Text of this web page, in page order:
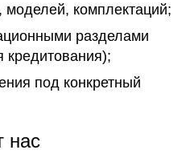
комплектаций;
разделами
кредитования);
под конкретный
нас